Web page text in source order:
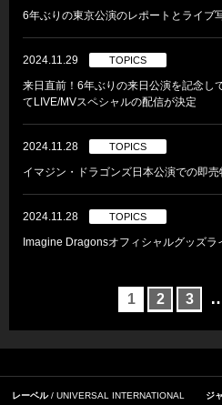
6年ぶりの東京公演のレポートとライブ
2024.11.29 TOPICS
来日直前！6年ぶりの来日公演を記念し
てLIVE/MVスペシャルの配信が決定
2024.11.28 TOPICS
イマジン・ドラゴンズ日本公演での即売
2024.11.28 TOPICS
Imagine Dragonsオフィシャルグッズラ
1 2 3
レーベル UNIVERSAL INTERNATIONAL ジ